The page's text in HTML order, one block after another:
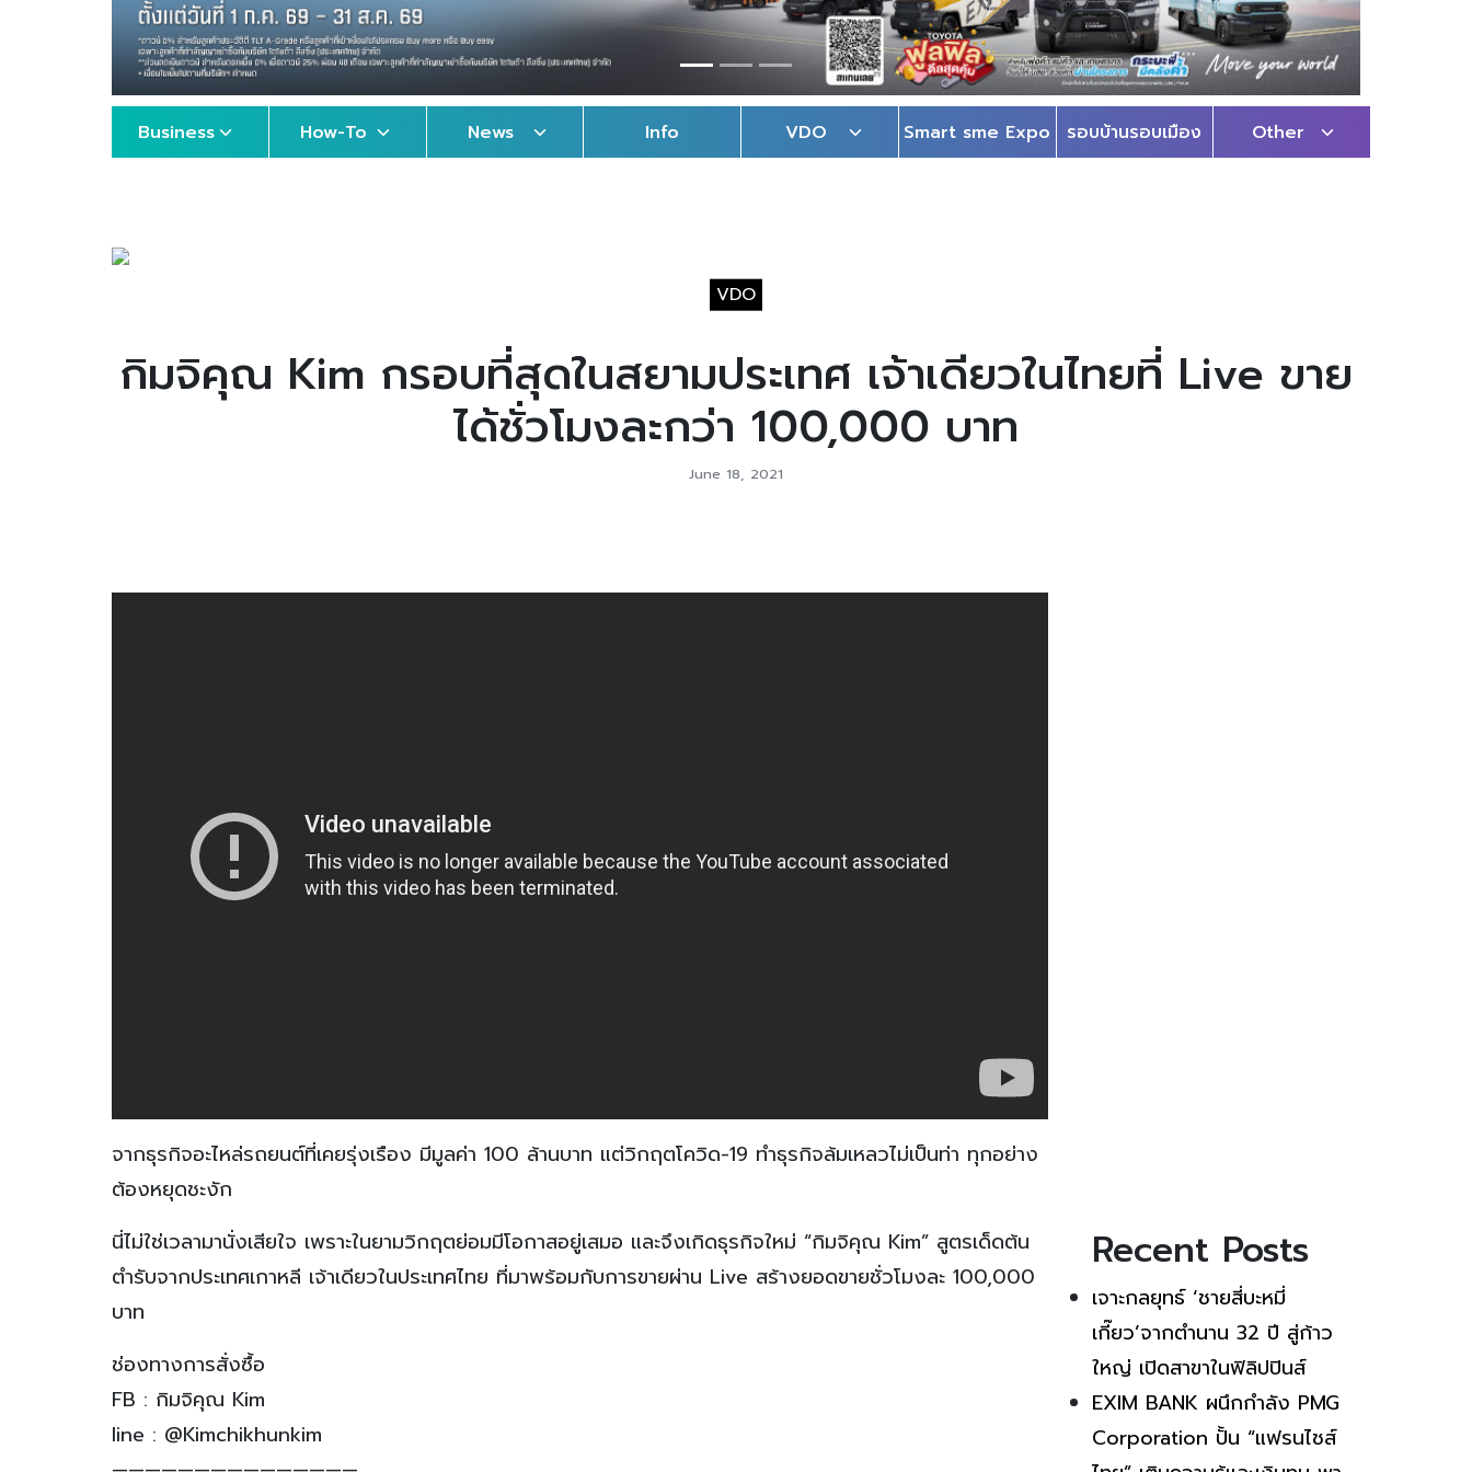
Business How-To News Info VDO Smart sme Expo รอบบ้านรอบเมือง Other
VDO
กิมจิคุณ Kim กรอบที่สุดในสยามประเทศ เจ้าเดียวในไทยที่ Live ขาย
ได้ชั่วโมงละกว่า 100,000 บาท
June 18, 2021
จากธุรกิจอะไหล่รถยนต์ที่เคยรุ่งเรือง มีมูลค่า 100 ล้านบาท แต่วิกฤตโควิด-19 ทำธุรกิจล้มเหลวไม่เป็นท่า ทุกอย่าง
ต้องหยุดชะงัก
นี่ไม่ใช่เวลามานั่งเสียใจ เพราะในยามวิกฤตย่อมมีโอกาสอยู่เสมอ และจึงเกิดธุรกิจใหม่ “กิมจิคุณ Kim” สูตรเด็ดต้น
ตำรับจากประเทศเกาหลี เจ้าเดียวในประเทศไทย ที่มาพร้อมกับการขายผ่าน Live สร้างยอดขายชั่วโมงละ 100,000
บาท
ช่องทางการสั่งซื้อ
FB : กิมจิคุณ Kim
line : @Kimchikhunkim
Recent Posts
เจาะกลยุทธ์ ‘ชายสี่บะหมี่
เกี๊ยว’จากตำนาน 32 ปี สู่ก้าว
ใหญ่ เปิดสาขาในฟิลิปปินส์
EXIM BANK ผนึกกำลัง PMG
Corporation ปั้น “แฟรนไชส์